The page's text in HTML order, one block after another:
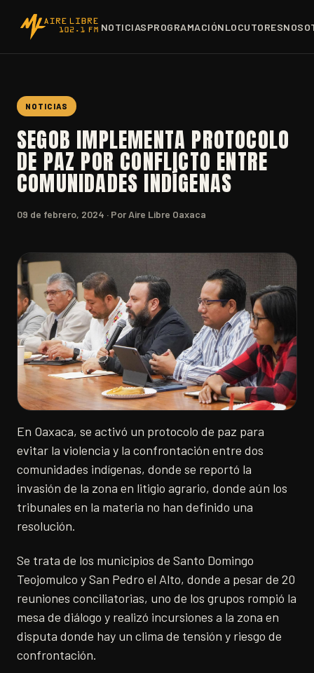
NOTICIASPROGRAMACIÓNLOCUTORES
NOTICIAS
SEGOB IMPLEMENTA PROTOCOLO
DE PAZ POR CONFLICTO ENTRE
COMUNIDADES INDÍGENAS
09 de febrero, 2024 · Por Aire Libre Oaxaca
En Oaxaca, se activó un protocolo de paz para
evitar la violencia y la confrontación entre dos
comunidades indígenas, donde se reportó la
invasión de la zona en litigio agrario, donde aún los
tribunales en la materia no han definido una
resolución.
Se trata de los municipios de Santo Domingo
Teojomulco y San Pedro el Alto, donde a pesar de 20
reuniones conciliatorias, uno de los grupos rompió la
mesa de diálogo y realizó incursiones a la zona en
disputa donde hay un clima de tensión y riesgo de
confrontación.